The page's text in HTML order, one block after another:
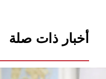
أخبار ذات صلة